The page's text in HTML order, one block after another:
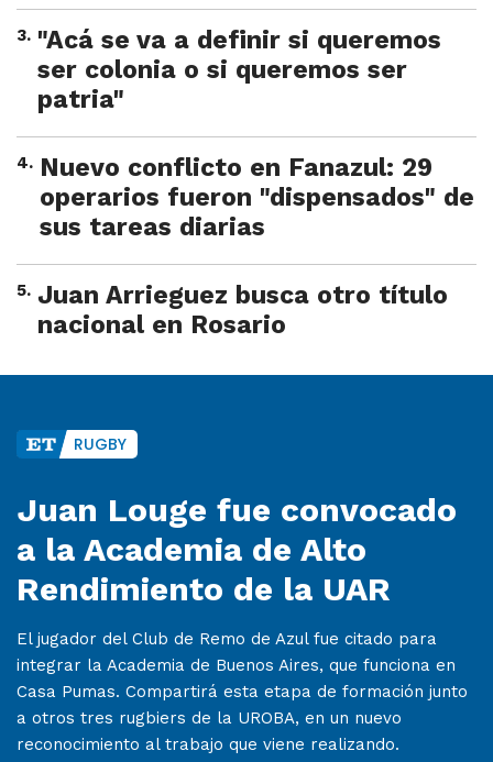
3. "Acá se va a definir si queremos
ser colonia o si queremos ser
patria"
4. Nuevo conflicto en Fanazul: 29
operarios fueron "dispensados" de
sus tareas diarias
5. Juan Arrieguez busca otro título
nacional en Rosario
RUGBY
Juan Louge fue convocado
a la Academia de Alto
Rendimiento de la UAR
El jugador del Club de Remo de Azul fue citado para
integrar la Academia de Buenos Aires, que funciona en
Casa Pumas. Compartirá esta etapa de formación junto
a otros tres rugbiers de la UROBA, en un nuevo
reconocimiento al trabajo que viene realizando.